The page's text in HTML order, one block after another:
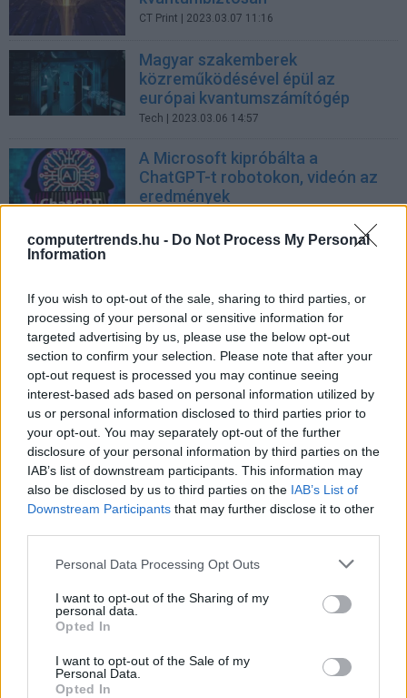
computertrends.hu - Do Not Process My Personal
Information
If you wish to opt-out of the sale, sharing to third parties, or
processing of your personal or sensitive information for
targeted advertising by us, please use the below opt-out
section to confirm your selection. Please note that after your
opt-out request is processed you may continue seeing
interest-based ads based on personal information utilized by
us or personal information disclosed to third parties prior to
your opt-out. You may separately opt-out of the further
disclosure of your personal information by third parties on the
IAB’s list of downstream participants. This information may
also be disclosed by us to third parties on the IAB’s List of
Downstream Participants that may further disclose it to other
Please note that this website/app uses one or more Google
not limited to your visit or usage behaviour. You may click to
grant or deny consent to Google and its third-party tags to
use your data for below specified purposes in below Google
consent section.
Personal Data Processing Opt Outs
I want to opt-out of the Sharing of my
personal data.
Opted In
I want to opt-out of the Sale of my
Personal Data.
Opted In
CT Print | 2023.03.07 11:16
Magyar szakemberek
közreműködésével épül az
európai kvantumszámítógép
Tech | 2023.03.06 14:57
A Microsoft kipróbálta a
ChatGPT-t robotokon, videón az
eredmények
Technológia| 2023.02.17 17:46
London lett az üzleti élet
szempontjai szerint a világ
legkriptoképesebb városa
Üzlet| 2023.02.06 15:26
36,5 milliárd forintból épít újfajta
kvantumszámítógépet 2022
fizikai Nobel-díjasa
Tudomány| 2023.01.24 17:57
Satya Nadella: formálódik az MI
célú kvantumszámítógépet épít
Technológia | 2023.01.22 11:21
| 2023.01.21 17:09